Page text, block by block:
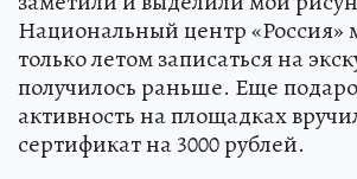
Национальный центр «Россия»
только летом записаться на
получилось раньше. Еще
активность на площадках
сертификат на 3000 рублей.